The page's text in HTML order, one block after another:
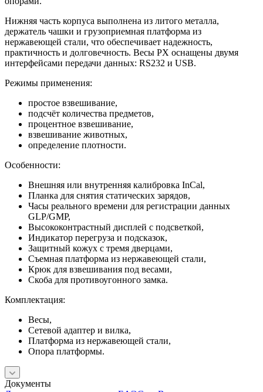
Нижняя часть корпуса выполнена из литого металла,
держатель чашки и грузоприемная платформа из
нержавеющей стали, что обеспечивает надежность,
практичность и долговечность. Весы PX оснащены двумя
интерфейсами передачи данных: RS232 и USB.
Режимы применения:
простое взвешивание,
подсчёт количества предметов,
процентное взвешивание,
взвешивание животных,
определение плотности.
Особенности:
Внешняя или внутренняя калибровка InCal,
Планка для снятия статических зарядов,
Часы реального времени для регистрации данных
GLP/GMP,
Высококонтрастный дисплей с подсветкой,
Индикатор перегруза и подсказок,
Защитный кожух с тремя дверцами,
Съемная платформа из нержавеющей стали,
Крюк для взвешивания под весами,
Скоба для противоугонного замка.
Комплектация:
Весы,
Сетевой адаптер и вилка,
Платформа из нержавеющей стали,
Опора платформы.
Документы